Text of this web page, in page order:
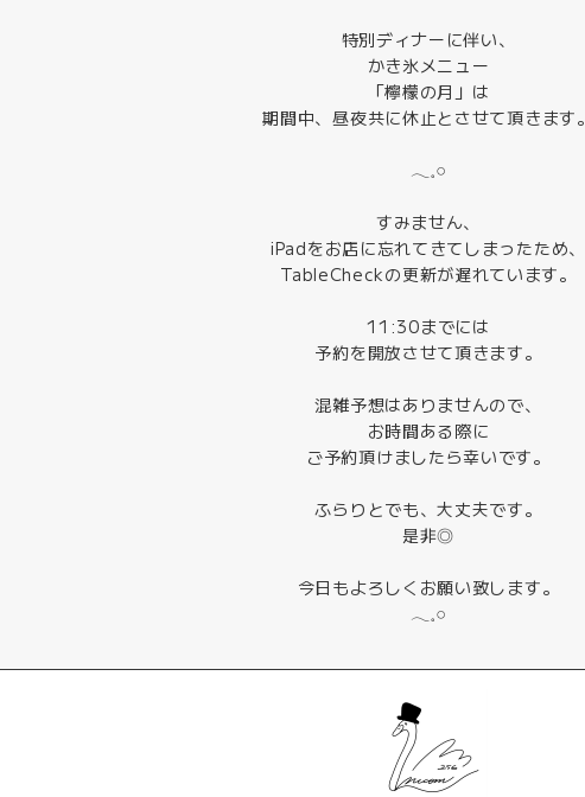
特別ディナーに伴い、
かき氷メニュー
「檸檬の月」は
期間中、昼夜共に休止とさせて頂きます。
𓂃𓈒𓏸
すみません、
iPadをお店に忘れてきてしまったため、
TableCheckの更新が遅れています。
11:30までには
予約を開放させて頂きます。
混雑予想はありませんので、
お時間ある際に
ご予約頂けましたら幸いです。
ふらりとでも、大丈夫です。
是非◎
今日もよろしくお願い致します。
𓂃𓈒𓏸